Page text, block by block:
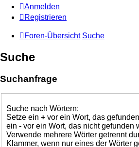
Anmelden
Registrieren
Foren-Übersicht Suche
Suche
Suchanfrage
Suche nach Wörtern:
Setze ein + vor ein Wort, das
ein - vor ein Wort, das nicht gefunden
Verwende mehrere Wörter getrennt
Klammer, wenn nur eines der Wörter